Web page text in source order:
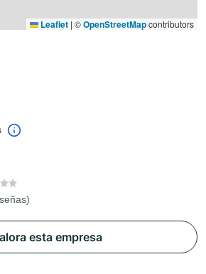
Leaflet | ©OpenStreetMapcontributors
esta empresa